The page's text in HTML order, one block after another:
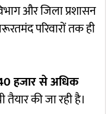
और जिला प्रशासन
परिवारों तक ही
हजार से अधिक
की जा रही है।